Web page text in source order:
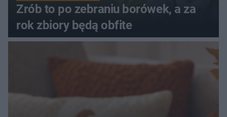
Zrób to po zebraniu borówek, a za
rok zbiory będą obfite